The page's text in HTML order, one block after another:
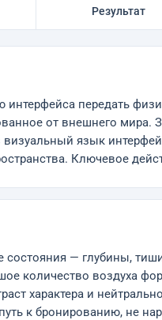
Результат
передать
от внешнего мира.
язык
Ключевое
состояния — глубины,
количество воздуха
характера и
к бронированию, не